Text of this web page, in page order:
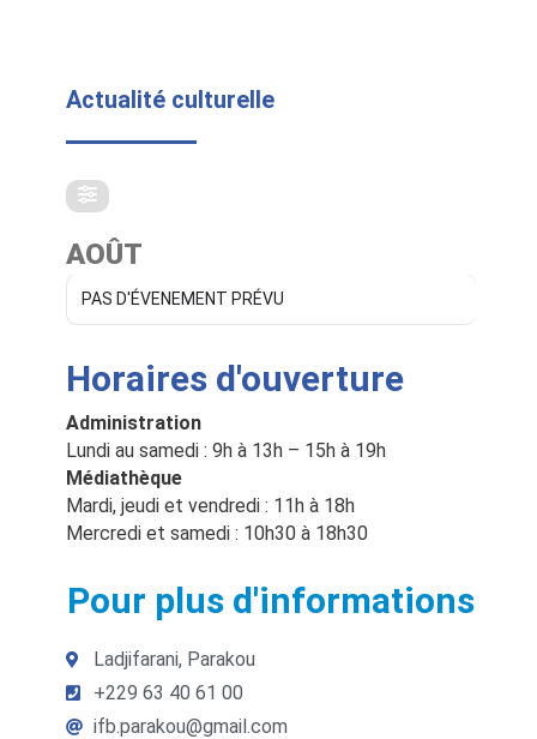
Actualité culturelle
AOÛT
PAS D'ÉVENEMENT PRÉVU
Horaires d'ouverture
Administration
Lundi au samedi : 9h à 13h – 15h à 19h
Médiathèque
Mardi, jeudi et vendredi : 11h à 18h
Mercredi et samedi : 10h30 à 18h30
Pour plus d'informations
Ladjifarani, Parakou
+229 63 40 61 00
ifb.parakou@gmail.com